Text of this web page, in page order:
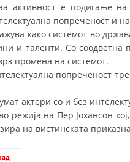
активност е подигање на
попреченост и
како системот во
и таленти. Со соодветна
промена на системот.
попреченост
актери со и без
режија на Пер Јохансон
на вистинската